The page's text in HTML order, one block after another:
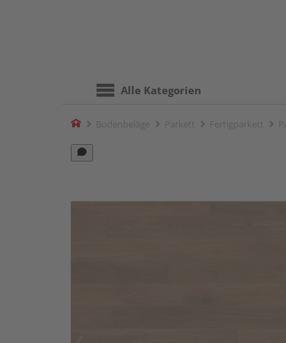
Alle Kategorien
Home